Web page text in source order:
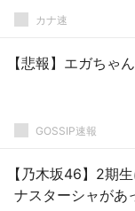
カナ速
【悲報】エガちゃ
GOSSIP速報
【乃木坂46】2期
ナスターシャがあ